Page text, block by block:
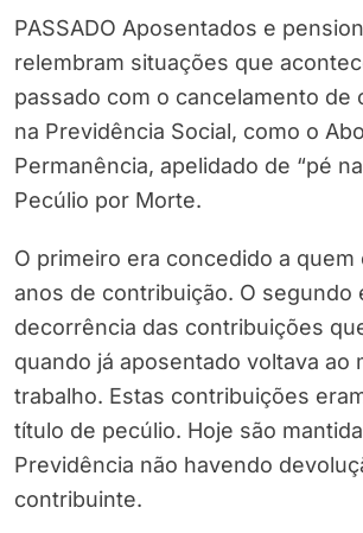
PASSADO Aposentados e
relembram situações que
passado com o cancelamento de
na Previdência Social, como o
Permanência, apelidado de “pé
Pecúlio por Morte.
O primeiro era concedido a quem
anos de contribuição. O segundo
decorrência das contribuições
quando já aposentado voltava ao
trabalho. Estas contribuições
título de pecúlio. Hoje são
Previdência não havendo
contribuinte.